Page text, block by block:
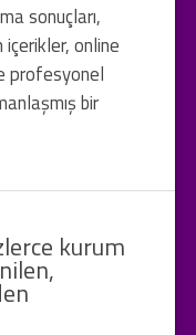
sonuçları,
online
profesyonel
bir
kurum